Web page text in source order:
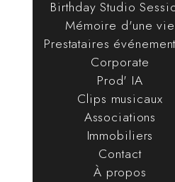
Birthday Studio
Mémoire d'une vie
Prestataires
Corporate
Prod' IA
Clips musicaux
Associations
Immobiliers
Contact
À propos